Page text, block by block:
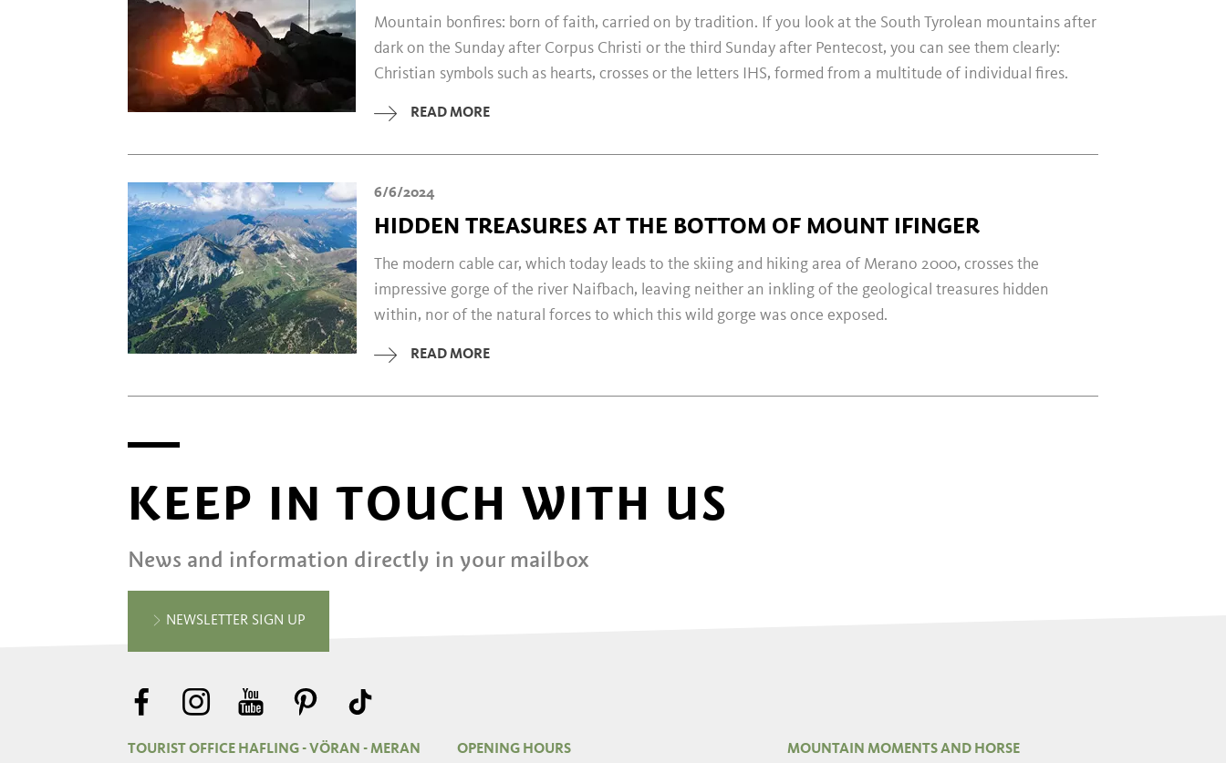
Mountain bonfires: born of faith, carried on by tradition. If you look at the South Tyrolean mountains after
dark on the Sunday after Corpus Christi or the third Sunday after Pentecost, you can see them clearly:
Christian symbols such as hearts, crosses or the letters IHS, formed from a multitude of individual fires.
READ MORE
6/6/2024
HIDDEN TREASURES AT THE BOTTOM OF MOUNT IFINGER
The modern cable car, which today leads to the skiing and hiking area of Merano 2000, crosses the
impressive gorge of the river Naifbach, leaving neither an inkling of the geological treasures hidden
within, nor of the natural forces to which this wild gorge was once exposed.
READ MORE
KEEP IN TOUCH WITH US
News and information directly in your mailbox
NEWSLETTER SIGN UP
TOURIST OFFICE HAFLING - VÖRAN - MERAN OPENING HOURS MOUNTAIN MOMENTS AND HORSE